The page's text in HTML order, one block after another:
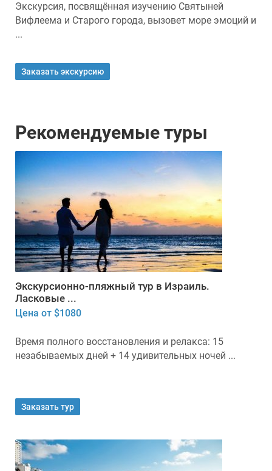
Экскурсия, посвящённая изучению Святыней
Вифлеема и Старого города, вызовет море эмоций и
...
Заказать экскурсию
Рекомендуемые туры
Экскурсионно-пляжный тур в Израиль.
Ласковые ...
Цена от $1080
Время полного восстановления и релакса: 15
незабываемых дней + 14 удивительных ночей ...
Заказать тур